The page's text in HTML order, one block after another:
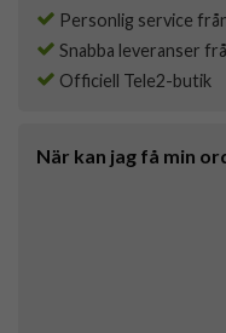
Personlig service
Snabba leveranser
Officiell Tele2-butik
När kan jag få min